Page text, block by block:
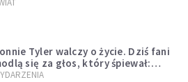
Tyler walczy o życie. Dziś fani
się za głos, który śpiewał:
help me"